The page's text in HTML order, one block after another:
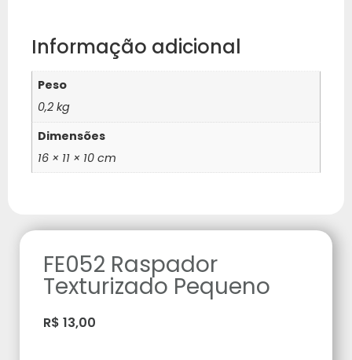
Informação adicional
Peso
0,2 kg
Dimensões
16 × 11 × 10 cm
FE052 Raspador
Texturizado Pequeno
R$ 13,00